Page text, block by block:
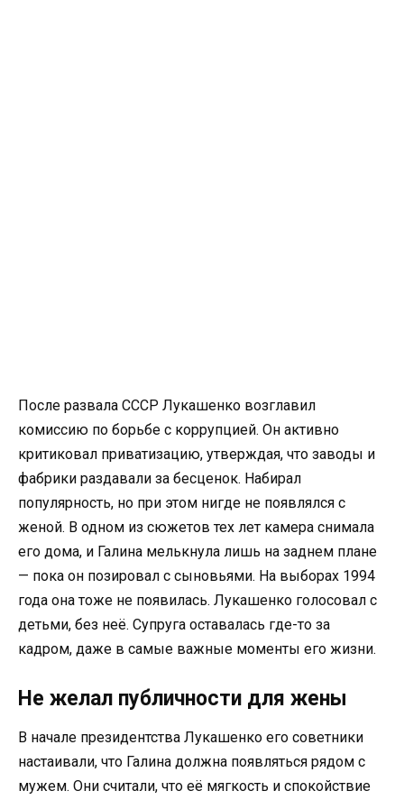
После развала СССР Лукашенко возглавил
комиссию по борьбе с коррупцией. Он активно
критиковал приватизацию, утверждая, что заводы и
фабрики раздавали за бесценок. Набирал
популярность, но при этом нигде не появлялся с
женой. В одном из сюжетов тех лет камера снимала
его дома, и Галина мелькнула лишь на заднем плане
— пока он позировал с сыновьями. На выборах 1994
года она тоже не появилась. Лукашенко голосовал с
детьми, без неё. Супруга оставалась где-то за
кадром, даже в самые важные моменты его жизни.
Не желал публичности для жены
В начале президентства Лукашенко его советники
настаивали, что Галина должна появляться рядом с
мужем. Они считали, что её мягкость и спокойствие